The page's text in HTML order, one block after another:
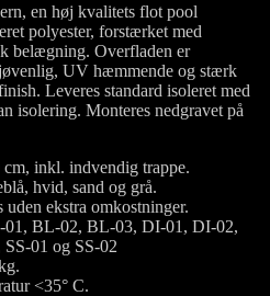
en høj kvalitets flot pool
polyester, forstærket med
belægning. Overfladen er
UV hæmmende og stærk
Leveres standard isoleret med
isolering. Monteres nedgravet på
inkl. indvendig trappe.
hvid, sand og grå.
ekstra omkostninger.
BL-02, BL-03, DI-01, DI-02,
01 og SS-02
<35° C.